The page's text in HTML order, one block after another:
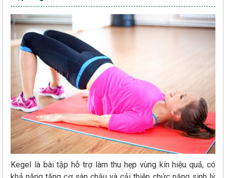
Kegel là bài tập hỗ trợ làm thu hẹp vùng kín hiệu quả, có